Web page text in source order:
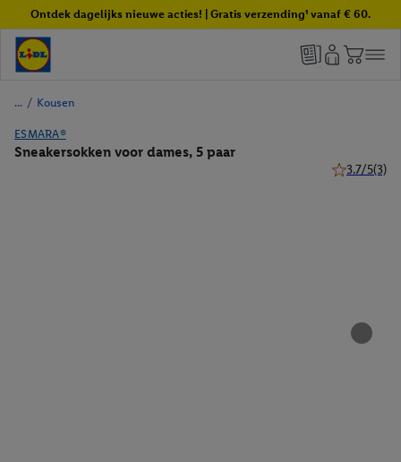
Ontdek dagelijks nieuwe acties! | Gratis verzending¹ vanaf € 60.
/ Kousen
ESMARA®
Sneakersokken voor dames, 5 paar
3.7/5(3)